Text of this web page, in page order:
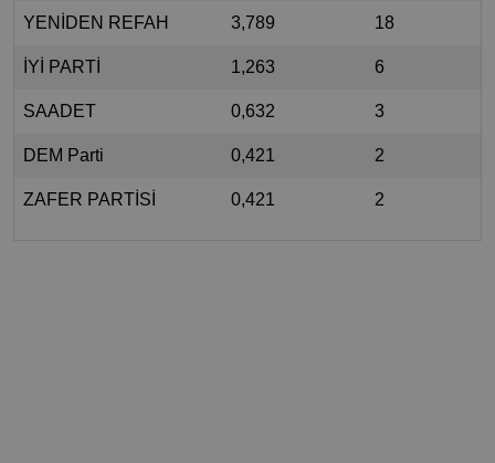
YENİDEN REFAH 3,789 18
İYİ PARTİ 1,263 6
SAADET 0,632 3
DEM Parti 0,421 2
ZAFER PARTİSİ 0,421 2